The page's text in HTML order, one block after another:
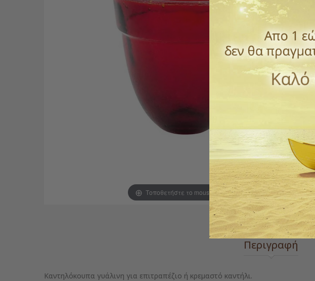
Τοποθετήστε το mouse για zoom
Περιγραφή
Καντηλόκουπα γυάλινη για επιτραπέζιο ή κρεμαστό καντήλι.